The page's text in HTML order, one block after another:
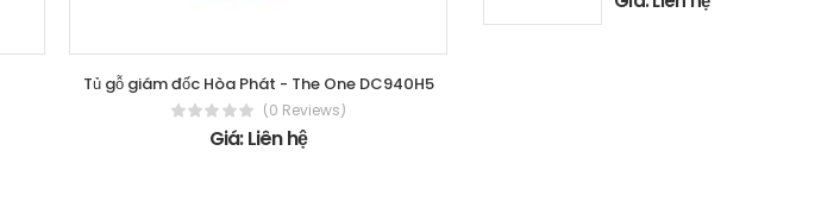
Tủ gỗ giám đốc Hòa Phát - The One DC940H5
(0 Reviews)
Giá: Liên hệ